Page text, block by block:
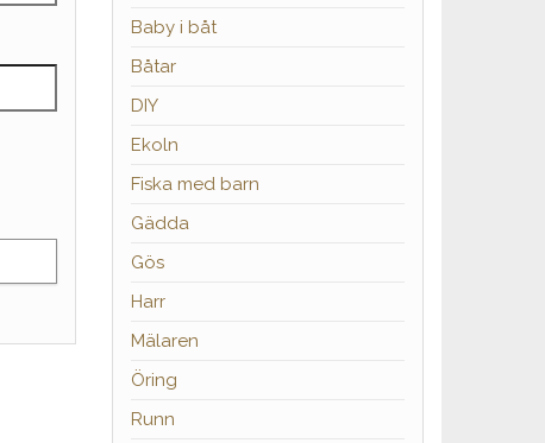
Baby i båt
Båtar
DIY
Ekoln
Fiska med barn
Gädda
Gös
Harr
Mälaren
Öring
Runn